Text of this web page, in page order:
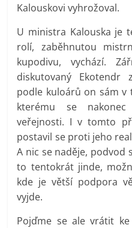
Kalouskovi vyhrožoval.
U ministra Kalouska je
rolí, zaběhnutou
kupodivu, vychází.
diskutovaný
podle kuloárů on sám v
kterému se
veřejnosti. I v tomto
postavil se proti jeho
A nic se naděje, podvod
to tentokrát jinde,
kde je větší podpora
vyjde.
Pojďme se ale vrátit ke